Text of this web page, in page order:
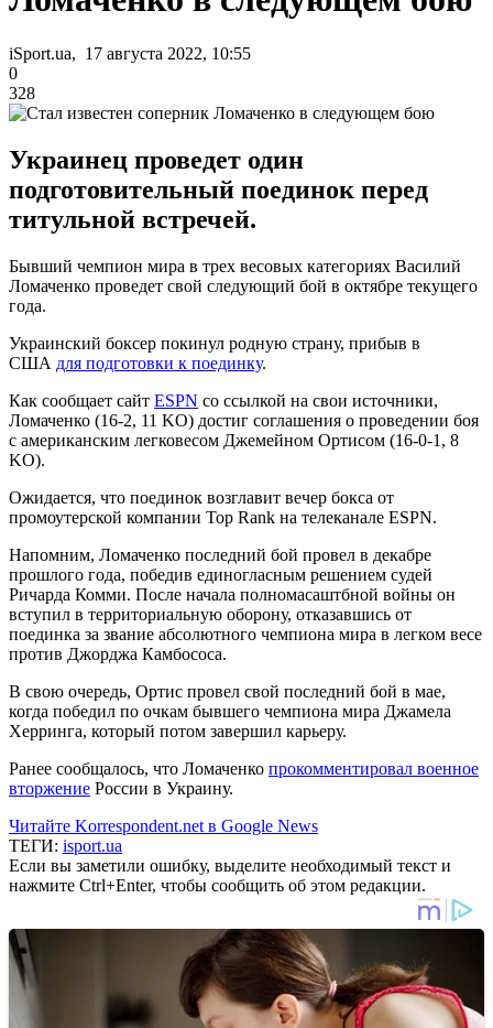
iSport.ua, 17 августа 2022, 10:55
0
328
Украинец проведет один
подготовительный поединок перед
титульной встречей.
Бывший чемпион мира в трех весовых категориях Василий
Ломаченко проведет свой следующий бой в октябре текущего
года.
Украинский боксер покинул родную страну, прибыв в
США для подготовки к поединку.
Как сообщает сайт ESPN со ссылкой на свои источники,
Ломаченко (16-2, 11 KO) достиг соглашения о проведении боя
с американским легковесом Джемейном Ортисом (16-0-1, 8
KO).
Ожидается, что поединок возглавит вечер бокса от
промоутерской компании Top Rank на телеканале ESPN.
Напомним, Ломаченко последний бой провел в декабре
прошлого года, победив единогласным решением судей
Ричарда Комми. После начала полномасаштбной войны он
вступил в территориальную оборону, отказавшись от
поединка за звание абсолютного чемпиона мира в легком весе
против Джорджа Камбососа.
В свою очередь, Ортис провел свой последний бой в мае,
когда победил по очкам бывшего чемпиона мира Джамела
Херринга, который потом завершил карьеру.
Ранее сообщалось, что Ломаченко прокомментировал военное
вторжение России в Украину.
Читайте Korrespondent.net в Google News
ТЕГИ: isport.ua
Если вы заметили ошибку, выделите необходимый текст и
нажмите Ctrl+Enter, чтобы сообщить об этом редакции.